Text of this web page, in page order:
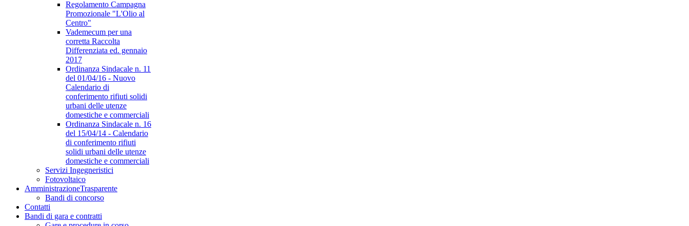
Regolamento Campagna
Promozionale "L'Olio al
Centro"
Vademecum per una
corretta Raccolta
Differenziata ed. gennaio
2017
Ordinanza Sindacale n. 11
del 01/04/16 - Nuovo
Calendario di
conferimento rifiuti solidi
urbani delle utenze
domestiche e commerciali
Ordinanza Sindacale n. 16
del 15/04/14 - Calendario
di conferimento rifiuti
solidi urbani delle utenze
domestiche e commerciali
Servizi Ingegneristici
Fotovoltaico
AmministrazioneTrasparente
Bandi di concorso
Contatti
Bandi di gara e contratti